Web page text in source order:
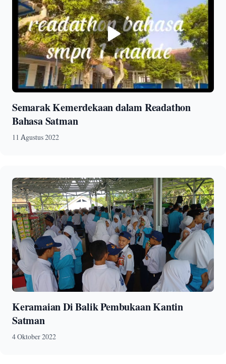
Semarak Kemerdekaan dalam Readathon
Bahasa Satman
11 Agustus 2022
Keramaian Di Balik Pembukaan Kantin
Satman
4 Oktober 2022